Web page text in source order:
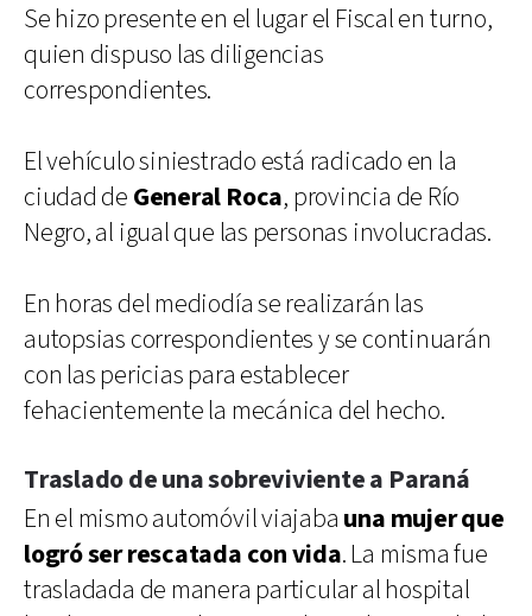
Se hizo presente en el lugar el Fiscal en turno,
quien dispuso las diligencias
correspondientes.
El vehículo siniestrado está radicado en la
ciudad de General Roca, provincia de Río
Negro, al igual que las personas involucradas.
En horas del mediodía se realizarán las
autopsias correspondientes y se continuarán
con las pericias para establecer
fehacientemente la mecánica del hecho.
Traslado de una sobreviviente a Paraná
En el mismo automóvil viajaba una mujer que
logró ser rescatada con vida. La misma fue
trasladada de manera particular al hospital